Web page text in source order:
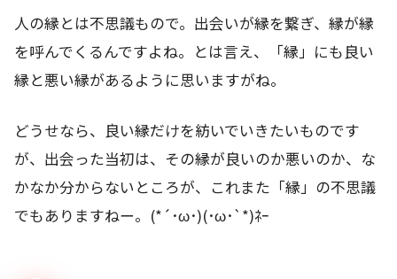
人の縁とは不思議もので。出会いが縁を繋ぎ、縁が縁
を呼んでくるんですよね。とは言え、「縁」にも良い
縁と悪い縁があるように思いますがね。
どうせなら、良い縁だけを紡いでいきたいものです
が、出会った当初は、その縁が良いのか悪いのか、な
かなか分からないところが、これまた「縁」の不思議
でもありますねー。(*´･ω･)(･ω･`*)ﾈｰ